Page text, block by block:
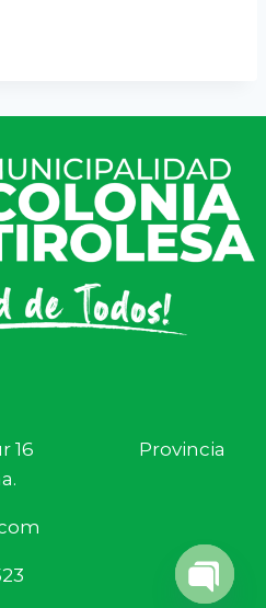
Sur 16 Provincia